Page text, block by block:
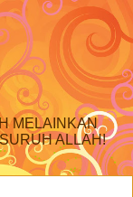
MELAINKAN
ALLAH!